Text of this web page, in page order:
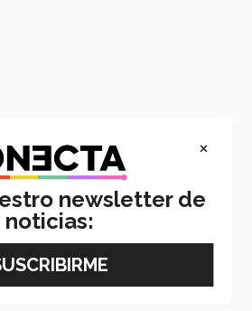
×
newsletter de
noticias: